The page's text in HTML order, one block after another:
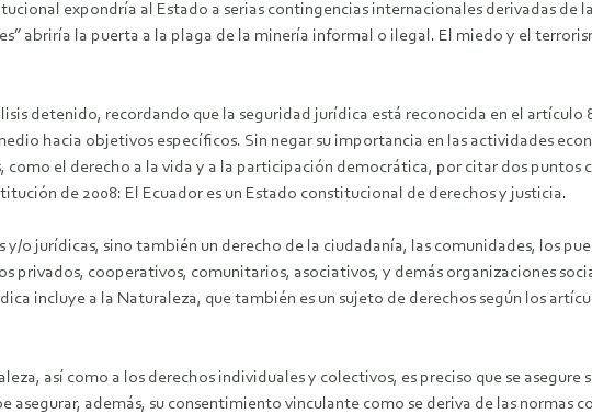
expondría al Estado a serias contingencias internacionales derivadas de
abriría la puerta a la plaga de la minería informal o ilegal. El miedo y el
detenido, recordando que la seguridad jurídica está reconocida en el artículo
hacia objetivos específicos. Sin negar su importancia en las actividades
el derecho a la vida y a la participación democrática, por citar dos puntos
de 2008: El Ecuador es un Estado constitucional de derechos y justicia.
o jurídicas, sino también un derecho de la ciudadanía, las comunidades, los
cooperativos, comunitarios, asociativos, y demás organizaciones
incluye a la Naturaleza, que también es un sujeto de derechos según los
así como a los derechos individuales y colectivos, es preciso que se asegure
además, su consentimiento vinculante como se deriva de las normas